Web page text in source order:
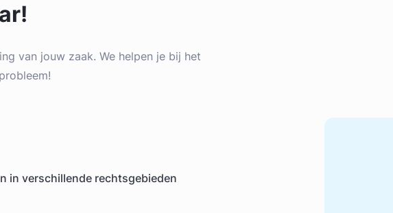
van jouw zaak. We helpen je bij het
in verschillende rechtsgebieden